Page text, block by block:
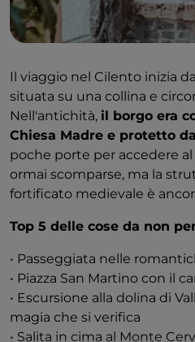
Il viaggio nel Cilento inizia
situata su una collina e
Nell'antichità, il borgo era
Chiesa Madre e protetto
poche porte per accedere
ormai scomparse, ma la
fortificato medievale è
Top 5 delle cose da non
• Passeggiata nelle
• Piazza San Martino con il
• Escursione alla dolina di
magia che si verifica
• Salita in cima al Monte